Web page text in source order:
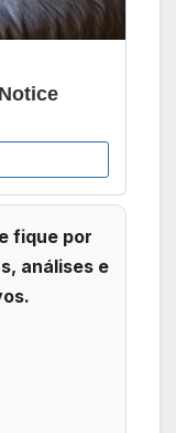
fique por
análises e